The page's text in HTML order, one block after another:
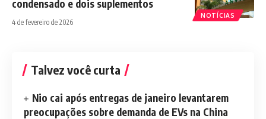
NOTÍCIAS
condensado e dois suplementos
4 de fevereiro de 2026
Talvez você curta
Nio cai após entregas de janeiro levantarem
preocupações sobre demanda de EVs na China